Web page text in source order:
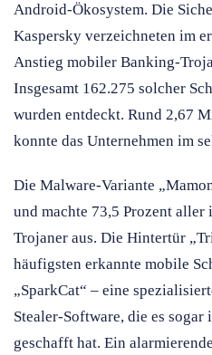
Android-Ökosystem. Die
Kaspersky verzeichneten im
Anstieg mobiler Banking-
Insgesamt 162.275 solcher
wurden entdeckt. Rund 2,67
konnte das Unternehmen im
Die Malware-Variante
und machte 73,5 Prozent
Trojaner aus. Die Hintertür
häufigsten erkannte mobile
„SparkCat“ – eine
Stealer-Software, die es
geschafft hat. Ein